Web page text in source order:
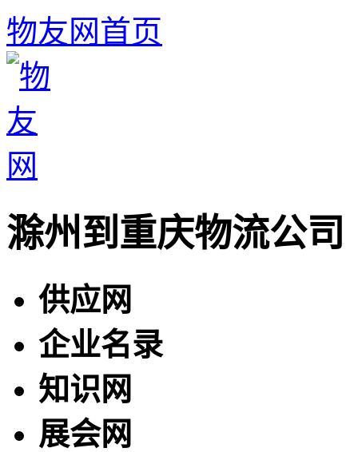
物友网首页
滁州到重庆物流公司
供应网
企业名录
知识网
展会网